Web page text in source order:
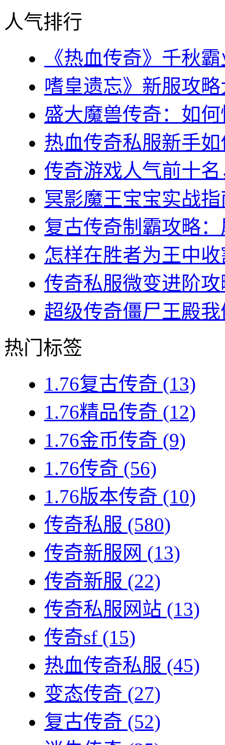
人气排行
《热血传奇》千秋
嗜皇遗忘》新服攻
盛大魔兽传奇：如
热血传奇私服新手
传奇游戏人气前十
冥影魔王宝宝实战
复古传奇制霸攻略
怎样在胜者为王中
传奇私服微变进阶
超级传奇僵尸王殿
热门标签
1.76复古传奇 (13)
1.76精品传奇 (12)
1.76金币传奇 (9)
1.76传奇 (56)
1.76版本传奇 (10)
传奇私服 (580)
传奇新服网 (13)
传奇新服 (22)
传奇私服网站 (13)
传奇sf (15)
热血传奇私服 (45)
变态传奇 (27)
复古传奇 (52)